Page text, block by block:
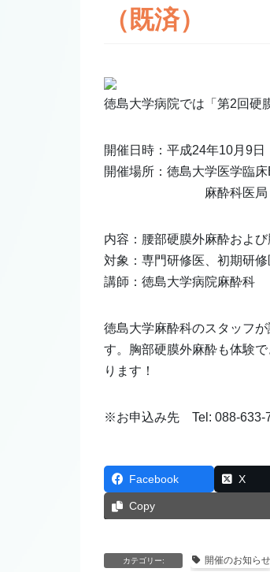
（既済）
徳島大学病院では「第2回硬
開催日時：平成24年10月9
開催場所：徳島大学医学臨
麻酔科医局
内容：腰部硬膜外麻酔およ
対象：専門研修医、初期研修
講師：徳島大学病院
徳島大学麻酔科のスタッフ
す。胸部硬膜外麻酔も体験
ります！
※お申込み先 Tel: 088-633-
Facebook X
Copy
カテゴリー: 開催のお知らせ